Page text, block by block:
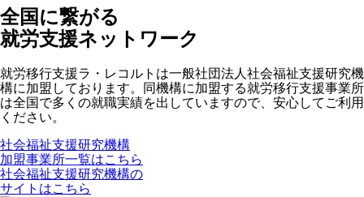
全国に繋がる
就労支援ネットワーク
就労移行支援ラ・レコルトは一般社団法人社会福祉支援研究機
構に加盟しております。同機構に加盟する就労移行支援事業所
は全国で多くの就職実績を出していますので、安心してご利用
ください。
社会福祉支援研究機構
加盟事業所一覧はこちら
社会福祉支援研究機構の
サイトはこちら